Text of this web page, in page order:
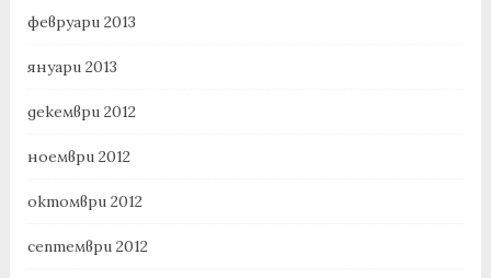
февруари 2013
януари 2013
декември 2012
ноември 2012
октомври 2012
септември 2012